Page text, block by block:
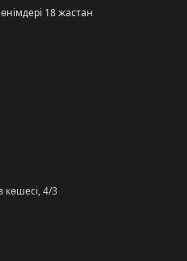
18 жастан
көшесі, 4/3